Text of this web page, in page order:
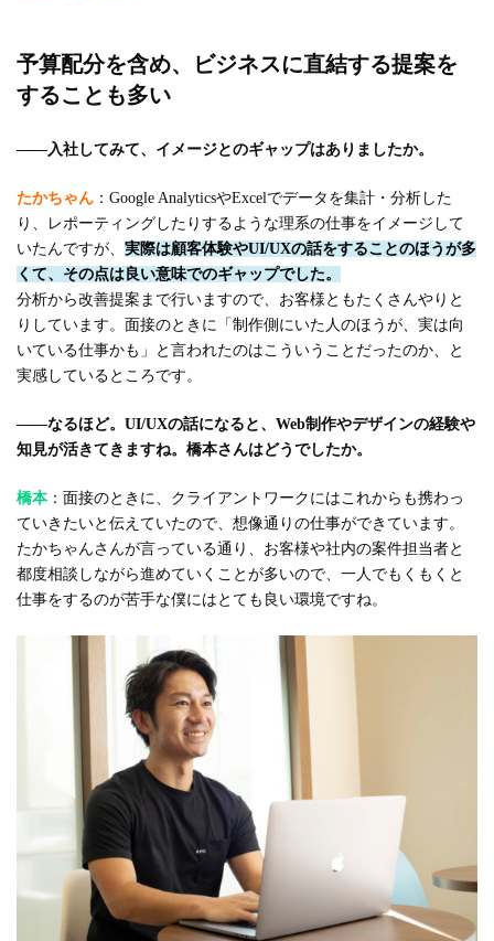
予算配分を含め、ビジネスに直結する提案を
することも多い
――入社してみて、イメージとのギャップはありましたか。
たかちゃん ：Google AnalyticsやExcelでデータを集計・分析した
り、レポーティングしたりするような理系の仕事をイメージして
いたんですが、 実際は顧客体験やUI/UXの話をすることのほうが多
くて、その点は良い意味でのギャップでした。
分析から改善提案まで行いますので、お客様ともたくさんやりと
りしています。面接のときに「制作側にいた人のほうが、実は向
いている仕事かも」と言われたのはこういうことだったのか、と
実感しているところです。
――なるほど。UI/UXの話になると、Web制作やデザインの経験や
知見が活きてきますね。橋本さんはどうでしたか。
橋本：面接のときに、クライアントワークにはこれからも携わっ
ていきたいと伝えていたので、想像通りの仕事ができています。
たかちゃんさんが言っている通り、お客様や社内の案件担当者と
都度相談しながら進めていくことが多いので、一人でもくもくと
仕事をするのが苦手な僕にはとても良い環境ですね。